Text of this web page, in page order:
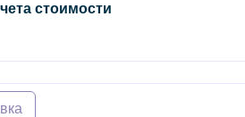
стоимости